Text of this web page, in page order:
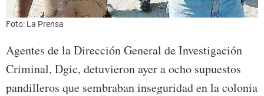
Foto: La Prensa
Agentes de la Dirección General de Investigación
Criminal, Dgic, detuvieron ayer a ocho supuestos
pandilleros que sembraban inseguridad en la colonia